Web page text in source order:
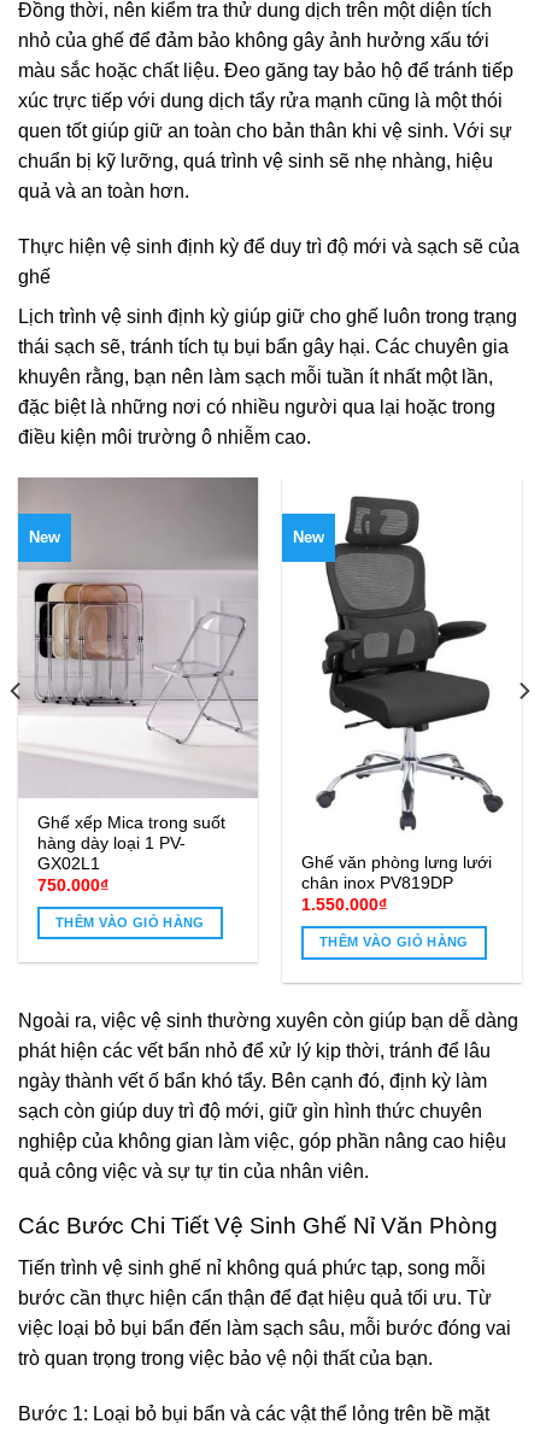
Đồng thời, nên kiểm tra thử dung dịch trên một diện tích
nhỏ của ghế để đảm bảo không gây ảnh hưởng xấu tới
màu sắc hoặc chất liệu. Đeo găng tay bảo hộ để tránh tiếp
xúc trực tiếp với dung dịch tẩy rửa mạnh cũng là một thói
quen tốt giúp giữ an toàn cho bản thân khi vệ sinh. Với sự
chuẩn bị kỹ lưỡng, quá trình vệ sinh sẽ nhẹ nhàng, hiệu
quả và an toàn hơn.
Thực hiện vệ sinh định kỳ để duy trì độ mới và sạch sẽ của
ghế
Lịch trình vệ sinh định kỳ giúp giữ cho ghế luôn trong trạng
thái sạch sẽ, tránh tích tụ bụi bẩn gây hại. Các chuyên gia
khuyên rằng, bạn nên làm sạch mỗi tuần ít nhất một lần,
đặc biệt là những nơi có nhiều người qua lại hoặc trong
điều kiện môi trường ô nhiễm cao.
New
Ghế xếp Mica trong suốt
hàng dày loại 1 PV-
GX02L1
750.000₫
THÊM VÀO GIỎ HÀNG
New
Ghế văn phòng lưng lưới
chân inox PV819DP
1.550.000₫
THÊM VÀO GIỎ HÀNG
Ngoài ra, việc vệ sinh thường xuyên còn giúp bạn dễ dàng
phát hiện các vết bẩn nhỏ để xử lý kịp thời, tránh để lâu
ngày thành vết ố bẩn khó tẩy. Bên cạnh đó, định kỳ làm
sạch còn giúp duy trì độ mới, giữ gìn hình thức chuyên
nghiệp của không gian làm việc, góp phần nâng cao hiệu
quả công việc và sự tự tin của nhân viên.
Các Bước Chi Tiết Vệ Sinh Ghế Nỉ Văn Phòng
Tiến trình vệ sinh ghế nỉ không quá phức tạp, song mỗi
bước cần thực hiện cẩn thận để đạt hiệu quả tối ưu. Từ
việc loại bỏ bụi bẩn đến làm sạch sâu, mỗi bước đóng vai
trò quan trọng trong việc bảo vệ nội thất của bạn.
Bước 1: Loại bỏ bụi bẩn và các vật thể lỏng trên bề mặt